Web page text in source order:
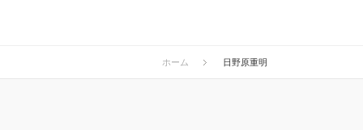
ホーム 日野原重明